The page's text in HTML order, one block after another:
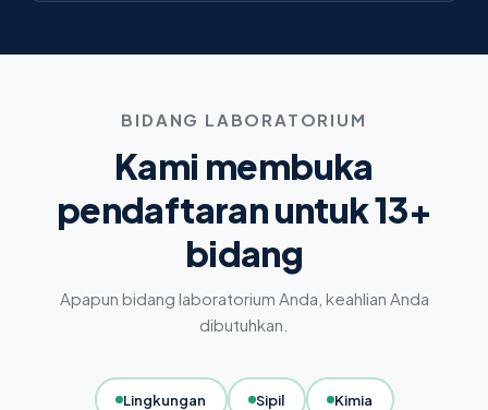
BIDANG LABORATORIUM
Kami membuka
pendaftaran untuk 13+
bidang
Apapun bidang laboratorium Anda, keahlian Anda
dibutuhkan.
Lingkungan Sipil Kimia